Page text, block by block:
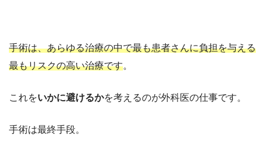
手術は、あらゆる治療の中で最も患者さんに負担を与える
最もリスクの高い治療です。
これをいかに避けるかを考えるのが外科医の仕事です。
手術は最終手段。